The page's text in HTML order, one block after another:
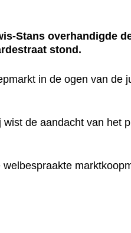
Stans overhandigde
stond.
in de ogen van de
de aandacht van het